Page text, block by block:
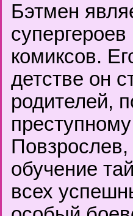
Бэтмен
комиксов.
детстве он
родителей,
обучение
всех